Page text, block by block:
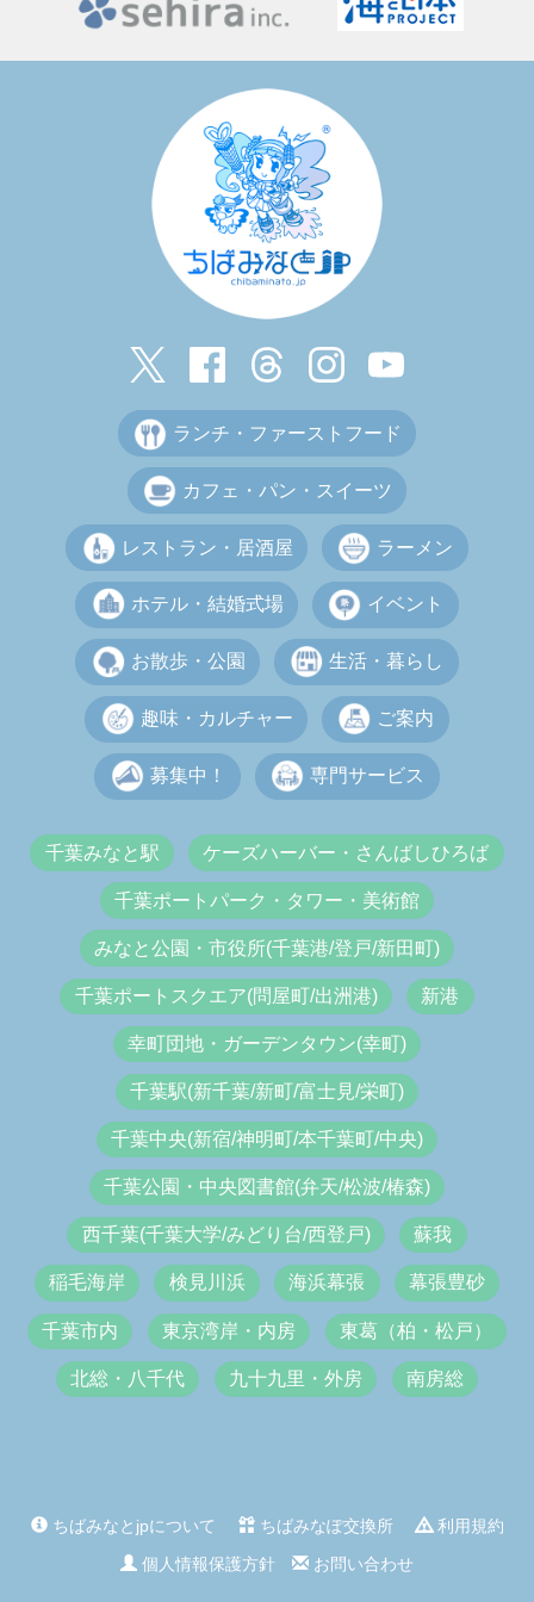
ランチ・ファーストフード
カフェ・パン・スイーツ
レストラン・居酒屋 ラーメン
ホテル・結婚式場 イベント
お散歩・公園 生活・暮らし
趣味・カルチャー ご案内
募集中！ 専門サービス
千葉みなと駅 ケーズハーバー・さんばしひろば
千葉ポートパーク・タワー・美術館
みなと公園・市役所(千葉港/登戸/新田町)
千葉ポートスクエア(問屋町/出洲港) 新港
幸町団地・ガーデンタウン(幸町)
千葉駅(新千葉/新町/富士見/栄町)
千葉中央(新宿/神明町/本千葉町/中央)
千葉公園・中央図書館(弁天/松波/椿森)
西千葉(千葉大学/みどり台/西登戸) 蘇我
稲毛海岸 検見川浜 海浜幕張 幕張豊砂
千葉市内 東京湾岸・内房 東葛（柏・松戸）
北総・八千代 九十九里・外房 南房総
ちばみなとjpについて ちばみなぽ交換所
利用規約
個人情報保護方針
お問い合わせ